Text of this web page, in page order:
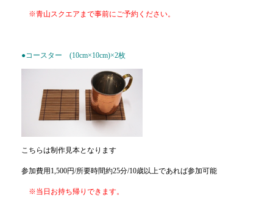
※青山スクエアまで事前にご予約ください。
●コースター (10cm×10cm)×2枚
こちらは制作見本となります
参加費用1,500円/所要時間約25分/10歳以上であれば参加可能
※当日お持ち帰りできます。